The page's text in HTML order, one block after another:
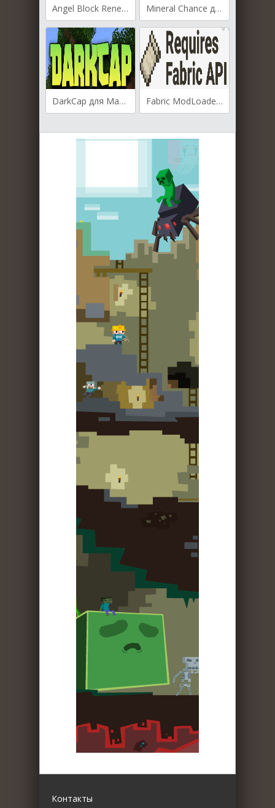
Angel Block Renewed для Майнкрафт [1.19.3, 1.19.2, 1.18.2] Mineral Chance для Майнкрафт [1.19.3, 1.19.2, 1.19.1]
DarkCap для Майнкрафт 1.19.3 Fabric ModLoader для Майнкрафт [1.14.4, 1.15, 1.15.1, 1.15.2]
Контакты